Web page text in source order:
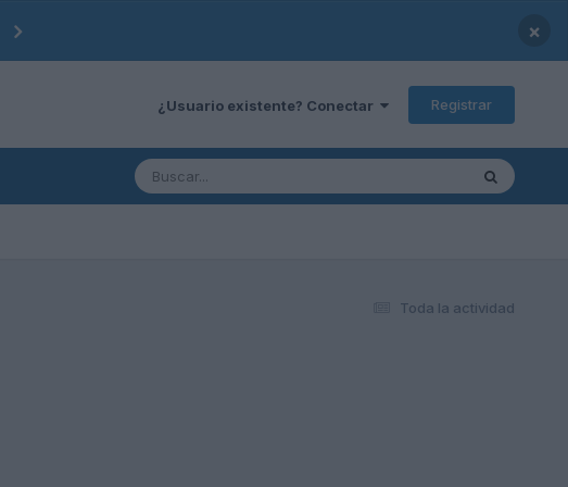
×
¿Usuario existente? Conectar Registrar
Toda la actividad